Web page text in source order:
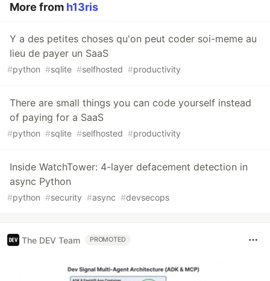
More from h13ris
Y a des petites choses qu'on peut coder soi-meme au
lieu de payer un SaaS
#python #sqlite #selfhosted #productivity
There are small things you can code yourself instead
of paying for a SaaS
#python #sqlite #selfhosted #productivity
Inside WatchTower: 4-layer defacement detection in
async Python
#python #security #async #devsecops
The DEV Team PROMOTED